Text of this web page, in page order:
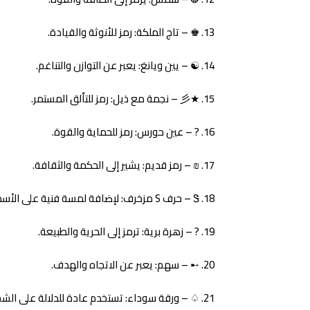
♚ – تاج الملكة: رمز للأنوثة والقيادة.
☯ – يين ويانغ: يعبر عن التوازن والتناغم.
★彡 – نجمة مع ذيل: رمز للتألق المستمر.
? – عين حورس: رمز للحماية والقوة.
₪ – رمز قديم: يشير إلى الحكمة والثقافة.
Ꮥ – حرف S مزخرف: لإضافة لمسة فنية على الأسماء التي تبدأ بحرف S.
? – زهرة برية: ترمز إلى الحرية والطبيعة.
➸ – سهم: يعبر عن الاتجاه والهدف.
♤ – ورقة سوداء: تستخدم عادة للدلالة على